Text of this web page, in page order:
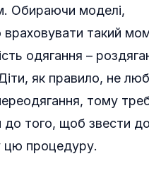
Обираючи моделі,
враховувати такий
одягання –
як правило, не
тому
до того, щоб звести до
цю процедуру.